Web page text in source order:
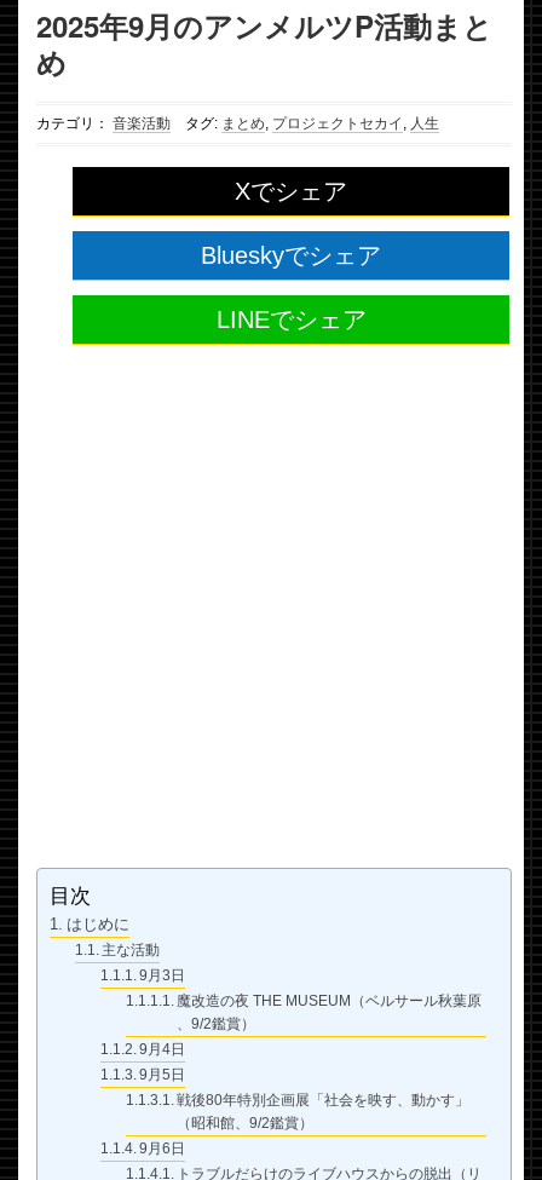
2025年9月のアンメルツP活動まと
め
カテゴリ： 音楽活動 タグ: まとめ プロジェクトセカイ 人生
Xでシェア
Blueskyでシェア
LINEでシェア
目次
はじめに
主な活動
9月3日
魔改造の夜 THE MUSEUM（ベルサール秋葉原
、9/2鑑賞）
9月4日
9月5日
戦後80年特別企画展「社会を映す、動かす」
（昭和館、9/2鑑賞）
9月6日
トラブルだらけのライブハウスからの脱出（リ